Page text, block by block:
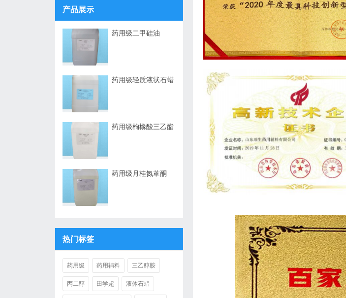
产品展示
药用级二甲硅油
药用级轻质液状石蜡
药用级枸橼酸三乙酯
药用级月桂氮䓬酮
热门标签
药用级 药用辅料 三乙醇胺
丙二醇 田学超 液体石蜡